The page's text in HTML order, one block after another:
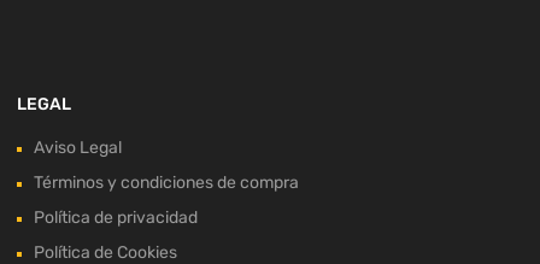
LEGAL
Aviso Legal
Términos y condiciones de compra
Política de privacidad
Política de Cookies